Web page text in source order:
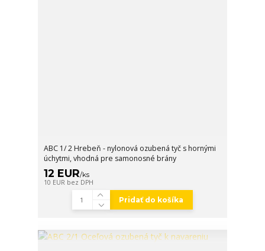
ABC 1/ 2 Hrebeň - nylonová ozubená tyč s hornými
úchytmi, vhodná pre samonosné brány
12 EUR/ks
10 EUR bez DPH
Pridať do košíka